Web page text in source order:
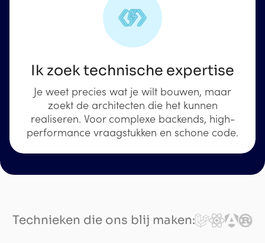
Ik zoek technische expertise
Je weet precies wat je wilt bouwen, maar
zoekt de architecten die het kunnen
realiseren. Voor complexe backends, high-
performance vraagstukken en schone code.
Technieken die ons blij maken: